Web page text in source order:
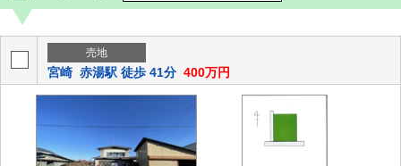
売地
宮崎 赤湯駅 徒歩 41分 400万円